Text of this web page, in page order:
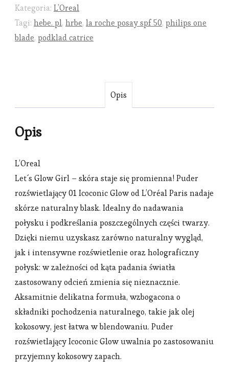
Kategoria: L’Oreal
Tagi: hebe. pl, hrbe, la roche posay spf 50, philips one
blade, podklad catrice
Opis
Opis
L’Oreal
Let´s Glow Girl – skóra staje się promienna! Puder
rozświetlający 01 Icoconic Glow od L’Oréal Paris nadaje
skórze naturalny blask. Idealny do nadawania
połysku i podkreślania poszczególnych części twarzy.
Dzięki niemu uzyskasz zarówno naturalny wygląd,
jak i intensywne rozświetlenie oraz holograficzny
połysk: w zależności od kąta padania światła
zastosowany odcień zmienia się nieznacznie.
Aksamitnie delikatna formuła, wzbogacona o
składniki pochodzenia naturalnego, takie jak olej
kokosowy, jest łatwa w blendowaniu. Puder
rozświetlający Icoconic Glow uwalnia po zastosowaniu
przyjemny kokosowy zapach.